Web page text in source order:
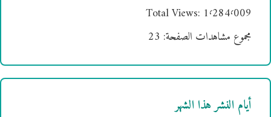
Total Views: 1٬284٬009
مجموع مشاهدات الصفحة: 23
أيام النشر هذا الشهر